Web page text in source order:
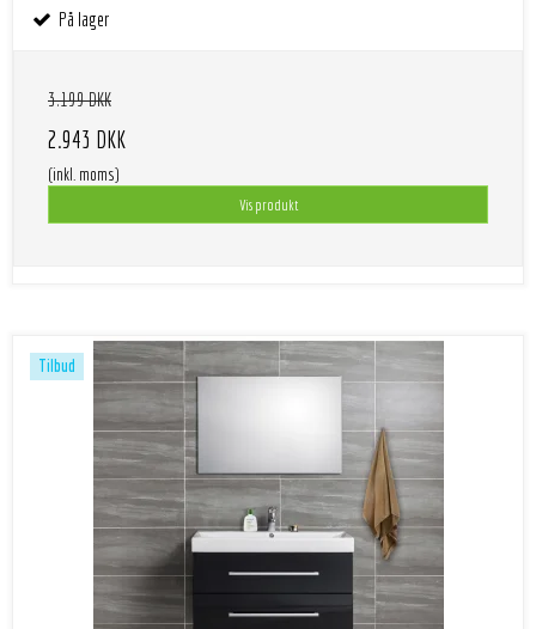
På lager
3.199 DKK
2.943 DKK
(inkl. moms)
Vis produkt
Tilbud